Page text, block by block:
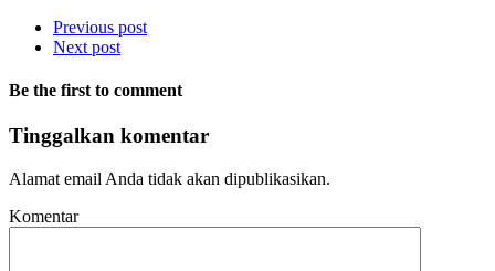
Previous post
Next post
Be the first to comment
Tinggalkan komentar
Alamat email Anda tidak akan dipublikasikan.
Komentar